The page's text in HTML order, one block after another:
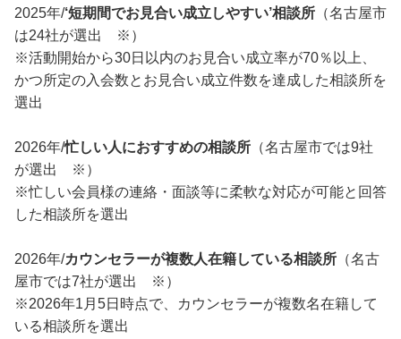
2025年/‘短期間でお見合い成立しやすい’相談所 （名古屋市
は24社が選出 ※）
※活動開始から30日以内のお見合い成立率が70％以上、
かつ所定の入会数とお見合い成立件数を達成した相談所を
選出
2026年/忙しい人におすすめの相談所 （名古屋市では9社
が選出 ※）
※忙しい会員様の連絡・面談等に柔軟な対応が可能と回答
した相談所を選出
2026年/カウンセラーが複数人在籍している相談所 （名古
屋市では7社が選出 ※）
※2026年1月5日時点で、カウンセラーが複数名在籍して
いる相談所を選出